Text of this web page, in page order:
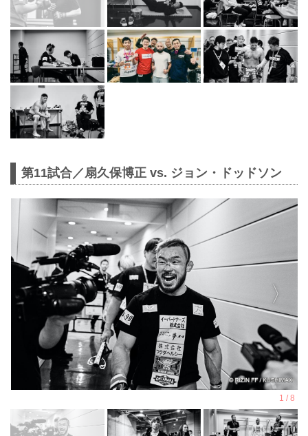
第11試合／扇久保博正 vs. ジョン・ドッドソン